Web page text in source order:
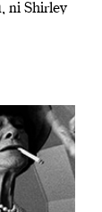
ni Shirley